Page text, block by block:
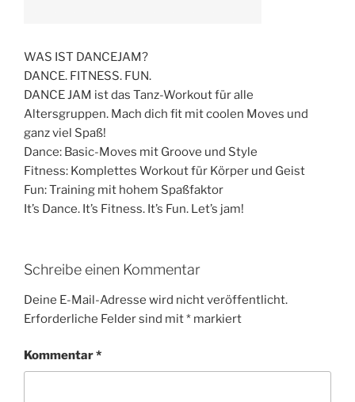
WAS IST DANCEJAM?
DANCE. FITNESS. FUN.
DANCE JAM ist das Tanz-Workout für alle
Altersgruppen. Mach dich fit mit coolen Moves und
ganz viel Spaß!
Dance: Basic-Moves mit Groove und Style
Fitness: Komplettes Workout für Körper und Geist
Fun: Training mit hohem Spaßfaktor
It’s Dance. It’s Fitness. It’s Fun. Let’s jam!
Schreibe einen Kommentar
Deine E-Mail-Adresse wird nicht veröffentlicht.
Erforderliche Felder sind mit* markiert
Kommentar*